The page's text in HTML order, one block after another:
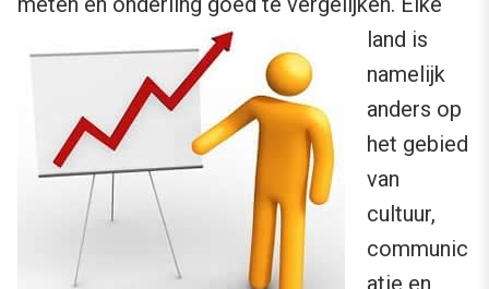
land is
namelijk
anders op
het gebied
van
cultuur,
communic